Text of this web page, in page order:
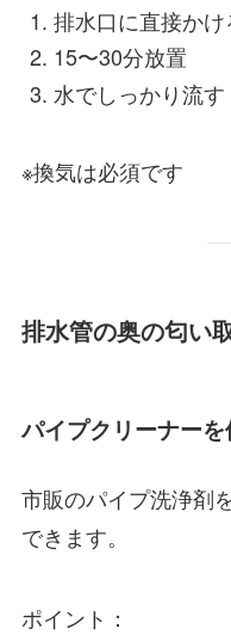
排水口に直接かけ
15〜30分放置
水でしっかり流す
※換気は必須です
排水管の奥の匂い
パイプクリーナーを
市販のパイプ洗浄剤
できます。
ポイント：